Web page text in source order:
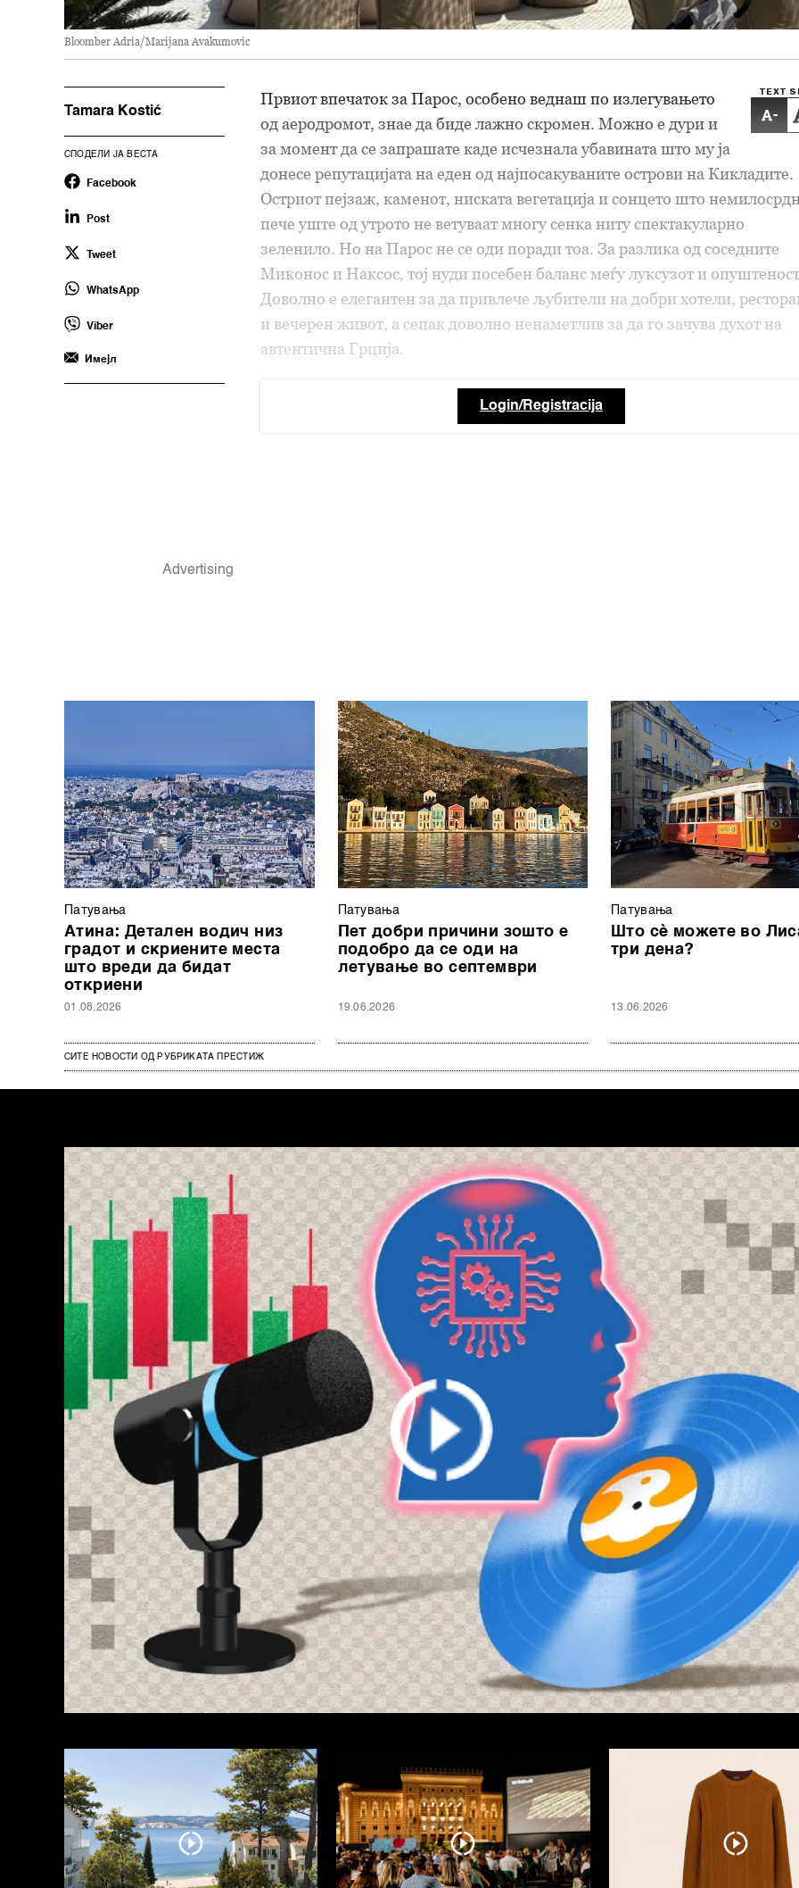
Bloomber Adria/Marijana Avakumovic
Tamara Kostić
СПОДЕЛИ ЈА ВЕСТА
Facebook
Post
Tweet
WhatsApp
Viber
Имејл
TEXT
-
Првиот впечаток за Парос, особено веднаш по излегувањето
од аеродромот, знае да биде лажно скромен. Можно е дури и
за момент да се запрашате каде исчезнала убавината што му ја
донесе репутацијата на еден од најпосакуваните острови на Кикладите.
Остриот пејзаж, каменот, ниската вегетација и сонцето што
пече уште од утрото не ветуваат многу сенка ниту спектакуларно
зеленило. Но на Парос не се оди поради тоа. За разлика од соседните
Миконос и Наксос, тој нуди посебен баланс меѓу луксузот и
Доволно е елегантен за да привлече љубители на добри хотели,
и вечерен живот, а сепак доволно ненаметлив за да го зачува духот на
автентична Грција.
Login/Registracija
Патувањa
Атина: Детален водич низ
градот и скриените места
што вреди да бидат
откриени
01.08.2026
Патувањa
Пет добри причини зошто е
подобро да се оди на
летување во септември
19.06.2026
Патувањa
Што сè можете во
три дена?
13.06.2026
СИТЕ НОВОСТИ ОД РУБРИКАТА ПРЕСТИЖ